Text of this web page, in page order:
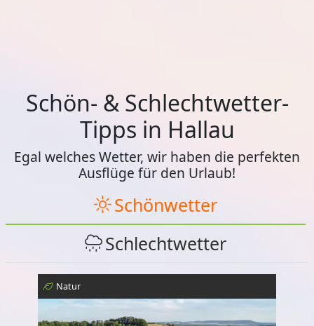
Schön- & Schlechtwetter-
Tipps in Hallau
Egal welches Wetter, wir haben die perfekten
Ausflüge für den Urlaub!
Schönwetter
Schlechtwetter
Natur